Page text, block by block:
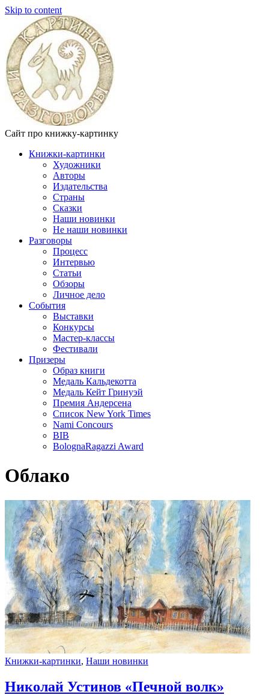
Skip to content
Сайт про книжку-картинку
Книжки-картинки
Художники
Авторы
Издательства
Страны
Сказки
Наши новинки
Не наши новинки
Разговоры
Процесс
Интервью
Статьи
Обзоры
Личное дело
События
Выставки
Конкурсы
Мастер-классы
Фестивали
Призеры
Образ книги
Медаль Кальдекотта
Медаль Кейт Гринуэй
Премия Андерсена
Список New York Times
Nami Concours
BIB
BolognaRagazzi Award
Облако
Книжки-картинки, Наши новинки
Николай Устинов «Печной волк»